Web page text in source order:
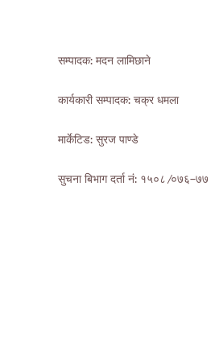
सम्पादक: मदन लामिछाने
कार्यकारी सम्पादक: चक्र धमला
मार्केटिड: सुरज पाण्डे
सुचना बिभाग दर्ता नं: १५०८ ∕०७६–७७